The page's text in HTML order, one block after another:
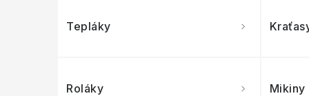
Tepláky
Roláky Mikiny